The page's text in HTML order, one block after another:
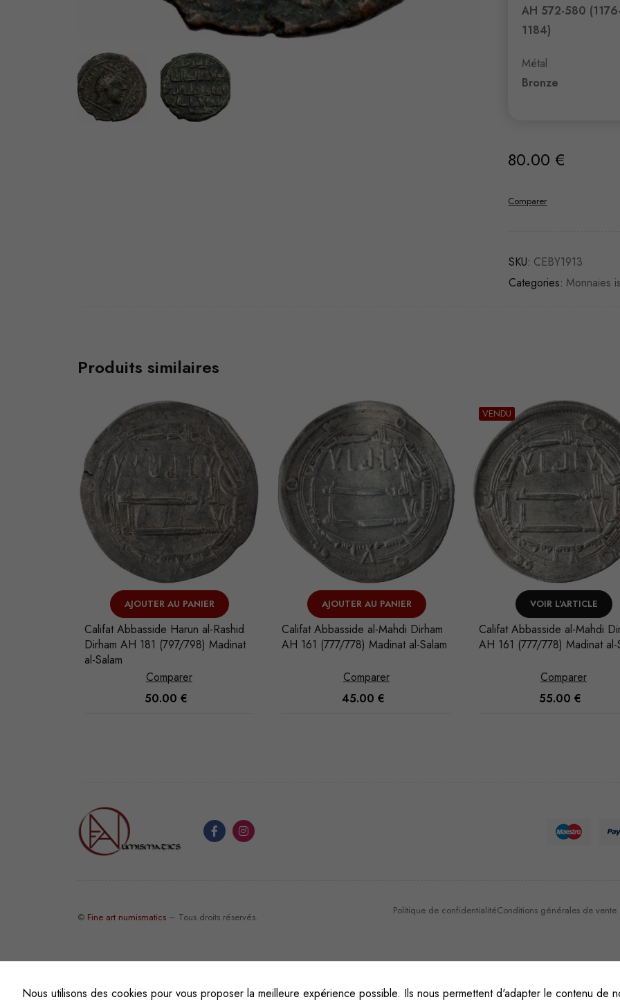
AH 572-580 (1176-
1184)
Métal
Bronze
80.00€
Comparer
SKU: CEBY1913
Categories: Monnaies
Produits similaires
AJOUTER AU PANIER
Califat Abbasside al-Mahdi Dirham
AH 161 (777/778) Madinat al-Salam
Comparer
45.00 €
VOIR L'ARTICLE
Califat Abbasside al-Mahdi Dirham
AH 161 (777/778) Madinat al-Salam
Comparer
55.00 €
AJOUTER AU PANIER
Califat Abbasside al-Mansur
AH 153 (770/771) Madinat al-
Comparer
45.00€
© Fine art numismatics – Tous droits réservés.
Politique de confidentialitéConditions générales de vente
Nous utilisons des cookies pour vous proposer la meilleure expérience possible. Ils nous permettent d'adapter le contenu de
nous
améliorer la